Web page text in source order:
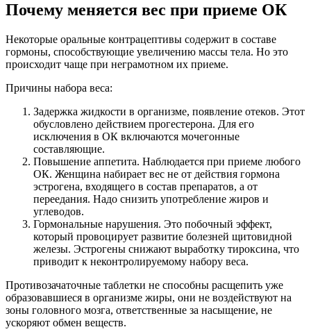
Почему меняется вес при приеме ОК
Некоторые оральные контрацептивы содержит в составе
гормоны, способствующие увеличению массы тела. Но это
происходит чаще при неграмотном их приеме.
Причины набора веса:
Задержка жидкости в организме, появление отеков. Этот
обусловлено действием прогестерона. Для его
исключения в ОК включаются мочегонные
составляющие.
Повышение аппетита. Наблюдается при приеме любого
ОК. Женщина набирает вес не от действия гормона
эстрогена, входящего в состав препаратов, а от
переедания. Надо снизить употребление жиров и
углеводов.
Гормональные нарушения. Это побочный эффект,
который провоцирует развитие болезней щитовидной
железы. Эстрогены снижают выработку тироксина, что
приводит к неконтролируемому набору веса.
Противозачаточные таблетки не способны расщепить уже
образовавшиеся в организме жиры, они не воздействуют на
зоны головного мозга, ответственные за насыщение, не
ускоряют обмен веществ.